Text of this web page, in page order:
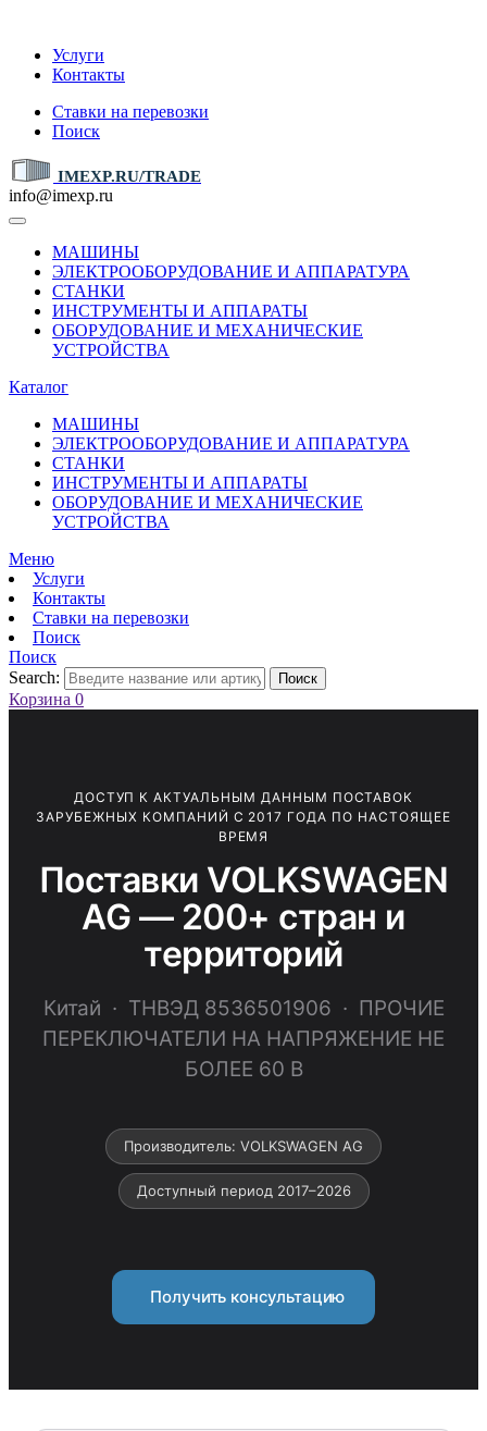
Услуги
Контакты
Ставки на перевозки
Поиск
IMEXP.RU/TRADE
info@imexp.ru
МАШИНЫ
ЭЛЕКТРООБОРУДОВАНИЕ И АППАРАТУРА
СТАНКИ
ИНСТРУМЕНТЫ И АППАРАТЫ
ОБОРУДОВАНИЕ И МЕХАНИЧЕСКИЕ
УСТРОЙСТВА
Каталог
МАШИНЫ
ЭЛЕКТРООБОРУДОВАНИЕ И АППАРАТУРА
СТАНКИ
ИНСТРУМЕНТЫ И АППАРАТЫ
ОБОРУДОВАНИЕ И МЕХАНИЧЕСКИЕ
УСТРОЙСТВА
Меню
Услуги
Контакты
Ставки на перевозки
Поиск
Поиск
Search:
Поиск
Корзина 0
ДОСТУП К АКТУАЛЬНЫМ ДАННЫМ ПОСТАВОК
ЗАРУБЕЖНЫХ КОМПАНИЙ С 2017 ГОДА ПО НАСТОЯЩЕЕ
ВРЕМЯ
Поставки VOLKSWAGEN
AG — 200+ стран и
территорий
Китай · ТНВЭД 8536501906 · ПРОЧИЕ
ПЕРЕКЛЮЧАТЕЛИ НА НАПРЯЖЕНИЕ НЕ
БОЛЕЕ 60 В
Производитель: VOLKSWAGEN AG
Доступный период 2017–2026
Получить консультацию